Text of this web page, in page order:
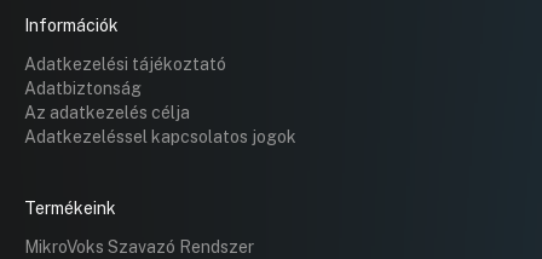
Információk
Adatkezelési tájékoztató
Adatbiztonság
Az adatkezelés célja
Adatkezeléssel kapcsolatos jogok
Termékeink
MikroVoks Szavazó Rendszer